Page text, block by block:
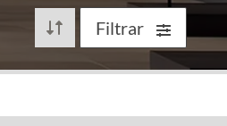
Filtrar